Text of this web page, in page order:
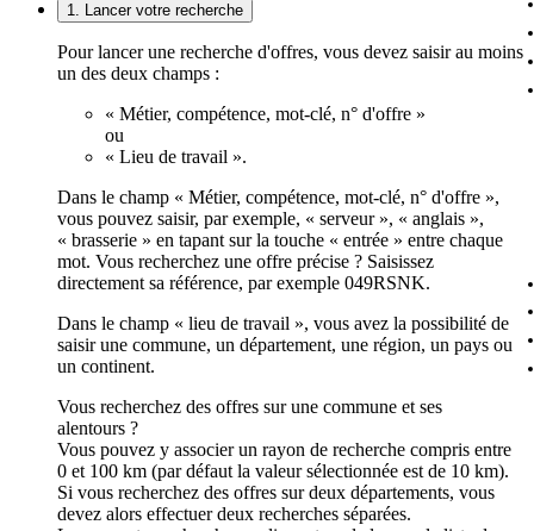
1. Lancer votre recherche
Pour lancer une recherche d'offres, vous devez saisir au moins
un des deux champs :
« Métier, compétence, mot-clé, n° d'offre »
ou
« Lieu de travail ».
Dans le champ « Métier, compétence, mot-clé, n° d'offre »,
vous pouvez saisir, par exemple, « serveur », « anglais »,
« brasserie » en tapant sur la touche « entrée » entre chaque
mot. Vous recherchez une offre précise ? Saisissez
directement sa référence, par exemple 049RSNK.
Dans le champ « lieu de travail », vous avez la possibilité de
saisir une commune, un département, une région, un pays ou
un continent.
Vous recherchez des offres sur une commune et ses
alentours ?
Vous pouvez y associer un rayon de recherche compris entre
0 et 100 km (par défaut la valeur sélectionnée est de 10 km).
Si vous recherchez des offres sur deux départements, vous
devez alors effectuer deux recherches séparées.